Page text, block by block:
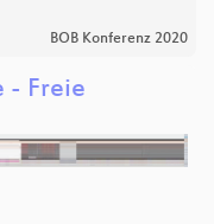
BOB Konferenz 2020
- Freie